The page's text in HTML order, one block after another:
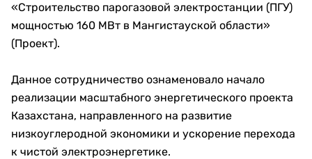
«Строительство парогазовой электростанции (ПГУ)
мощностью 160 МВт в Мангистауской области»
(Проект).
Данное сотрудничество ознаменовало начало
реализации масштабного энергетического проекта
Казахстана, направленного на развитие
низкоуглеродной экономики и ускорение перехода
к чистой электроэнергетике.